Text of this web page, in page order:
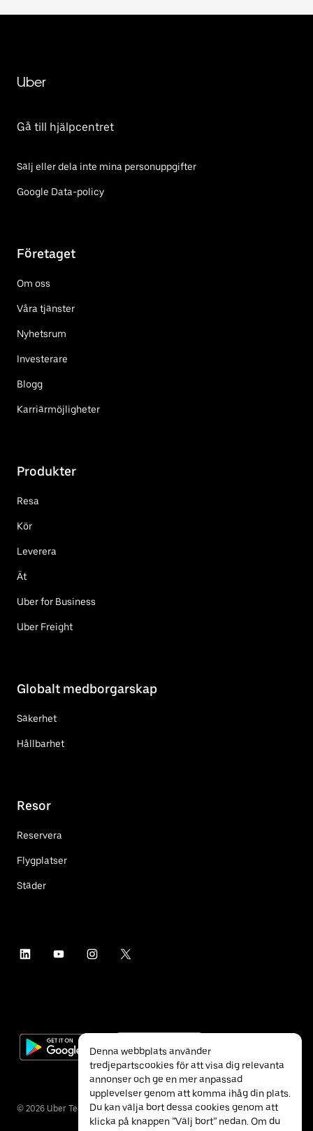
Uber
Gå till hjälpcentret
Sälj eller dela inte mina personuppgifter
Google Data-policy
Företaget
Om oss
Våra tjänster
Nyhetsrum
Investerare
Blogg
Karriärmöjligheter
Produkter
Resa
Kör
Leverera
Ät
Uber for Business
Uber Freight
Globalt medborgarskap
Säkerhet
Hållbarhet
Resor
Reservera
Flygplatser
Städer
© 2026 Uber Technologies Inc.
Denna webbplats använder
tredjepartscookies för att visa dig relevanta
annonser och ge en mer anpassad
upplevelser genom att komma ihåg din plats.
Du kan välja bort dessa cookies genom att
klicka på knappen ”Välj bort” nedan. Om du